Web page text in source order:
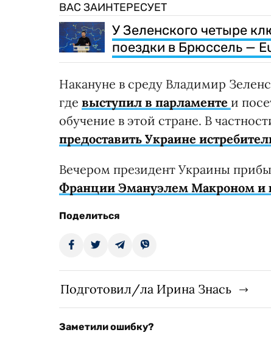
ВАС ЗАИНТЕРЕСУЕТ
У Зеленского четыре
поездки в Брюссель —
Накануне в среду Владимир
где выступил в парламенте и
обучение в этой стране. В
предоставить Украине
Вечером президент Украины
Франции Эмануэлем Макроном
Поделиться
Подготовил/ла Ирина Знась
Заметили ошибку?